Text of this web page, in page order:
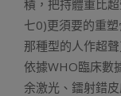
積，把持體重比
七0)更須要的重
那種型的人作超
依據WHO臨床數
余激光、鐳射錯